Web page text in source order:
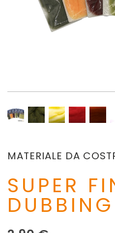
MATERIALE DA
SUPER
DUBBING